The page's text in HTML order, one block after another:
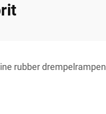
rubber drempelrampen